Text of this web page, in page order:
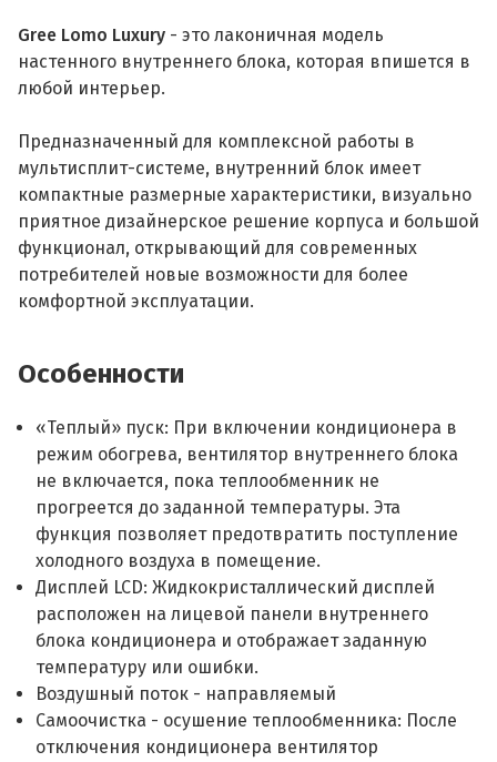
Gree Lomo Luxury - это лаконичная модель
настенного внутреннего блока, которая впишется в
любой интерьер.
Предназначенный для комплексной работы в
мультисплит-системе, внутренний блок имеет
компактные размерные характеристики, визуально
приятное дизайнерское решение корпуса и большой
функционал, открывающий для современных
потребителей новые возможности для более
комфортной эксплуатации.
Особенности
«Теплый» пуск: При включении кондиционера в
режим обогрева, вентилятор внутреннего блока
не включается, пока теплообменник не
прогреется до заданной температуры. Эта
функция позволяет предотвратить поступление
холодного воздуха в помещение.
Дисплей LCD: Жидкокристаллический дисплей
расположен на лицевой панели внутреннего
блока кондиционера и отображает заданную
температуру или ошибки.
Воздушный поток - направляемый
Самоочистка - осушение теплообменника: После
отключения кондиционера вентилятор